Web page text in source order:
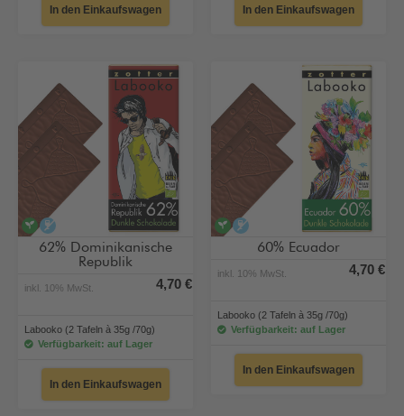
In den Einkaufswagen In den Einkaufswagen
veganalkoholfrei
62% Dominikanische
Republik
inkl. 10% MwSt. 4,70 €
Labooko (2 Tafeln à 35g /70g)
Verfügbarkeit: auf Lager
In den Einkaufswagen
veganalkoholfrei
60% Ecuador
inkl. 10% MwSt. 4,70 €
Labooko (2 Tafeln à 35g /70g)
Verfügbarkeit: auf Lager
In den Einkaufswagen